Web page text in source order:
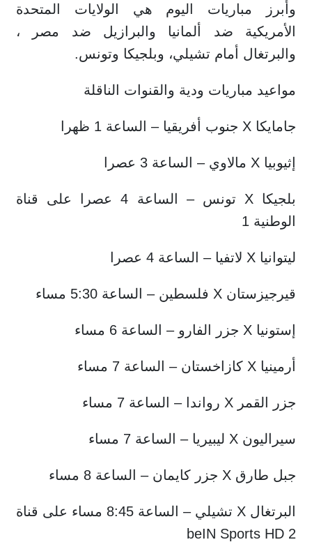
وأبرز مباريات اليوم هي الولايات المتحدة
الأمريكية ضد ألمانيا والبرازيل ضد مصر ،
والبرتغال أمام تشيلي، وبلجيكا وتونس.
مواعيد مباريات ودية والقنوات الناقلة
جامايكا X جنوب أفريقيا – الساعة 1 ظهرا
إثيوبيا X مالاوي – الساعة 3 عصرا
بلجيكا X تونس – الساعة 4 عصرا على قناة
الوطنية 1
ليتوانيا X لاتفيا – الساعة 4 عصرا
قيرجيزستان X فلسطين – الساعة 5:30 مساء
إستونيا X جزر الفارو – الساعة 6 مساء
أرمينيا X كازاخستان – الساعة 7 مساء
جزر القمر X رواندا – الساعة 7 مساء
سيراليون X ليبيريا – الساعة 7 مساء
جبل طارق X جزر كايمان – الساعة 8 مساء
البرتغال X تشيلي – الساعة 8:45 مساء على قناة
beIN Sports HD 2